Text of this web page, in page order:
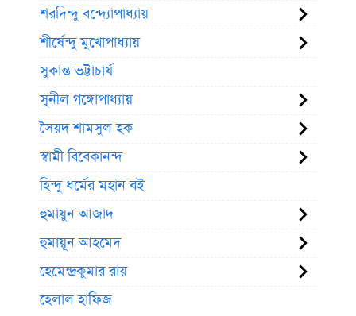
শরদিন্দু বন্দ্যোপাধ্যায়
শীর্ষেন্দু মুখোপাধ্যায়
সুকান্ত ভট্টাচার্য
সুনীল গঙ্গোপাধ্যায়
সৈয়দ শামসুল হক
স্বামী বিবেকানন্দ
হিন্দু ধর্মের মহান বই
হুমায়ুন আজাদ
হুমায়ূন আহমেদ
হেমেন্দ্রকুমার রায়
হেলাল হাফিজ